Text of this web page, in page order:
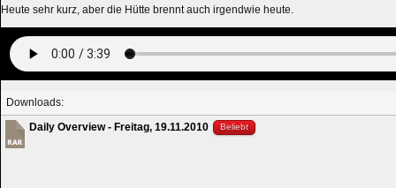
Heute sehr kurz, aber die Hütte brennt auch irgendwie heute.
Downloads:
Daily Overview - Freitag, 19.11.2010
Beliebt